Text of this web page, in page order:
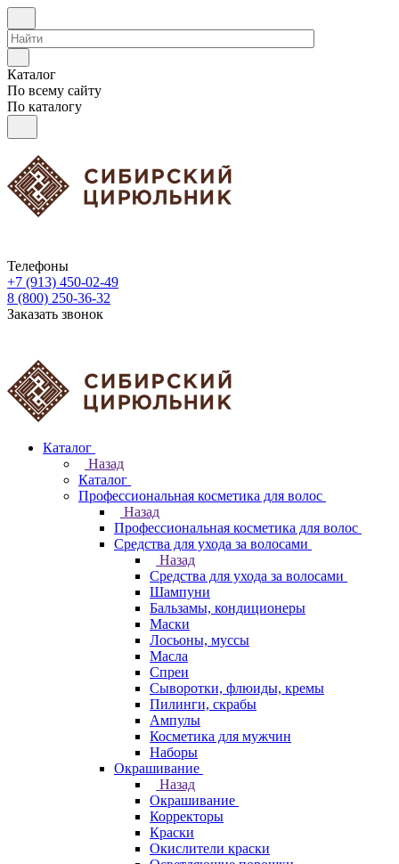
Каталог
По всему сайту
По каталогу
Телефоны
+7 (913) 450-02-49
8 (800) 250-36-32
Заказать звонок
Каталог
Назад
Каталог
Профессиональная косметика для волос
Назад
Профессиональная косметика для волос
Средства для ухода за волосами
Назад
Средства для ухода за волосами
Шампуни
Бальзамы, кондиционеры
Маски
Лосьоны, муссы
Масла
Спреи
Сыворотки, флюиды, кремы
Пилинги, скрабы
Ампулы
Косметика для мужчин
Наборы
Окрашивание
Назад
Окрашивание
Корректоры
Краски
Окислители краски